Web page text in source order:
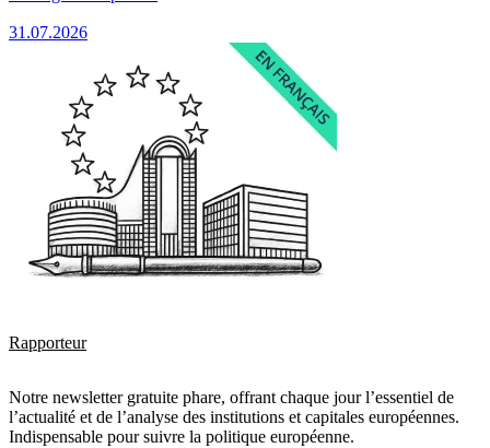
31.07.2026
Rapporteur
Notre newsletter gratuite phare, offrant chaque jour l’essentiel de
l’actualité et de l’analyse des institutions et capitales européennes.
Indispensable pour suivre la politique européenne.